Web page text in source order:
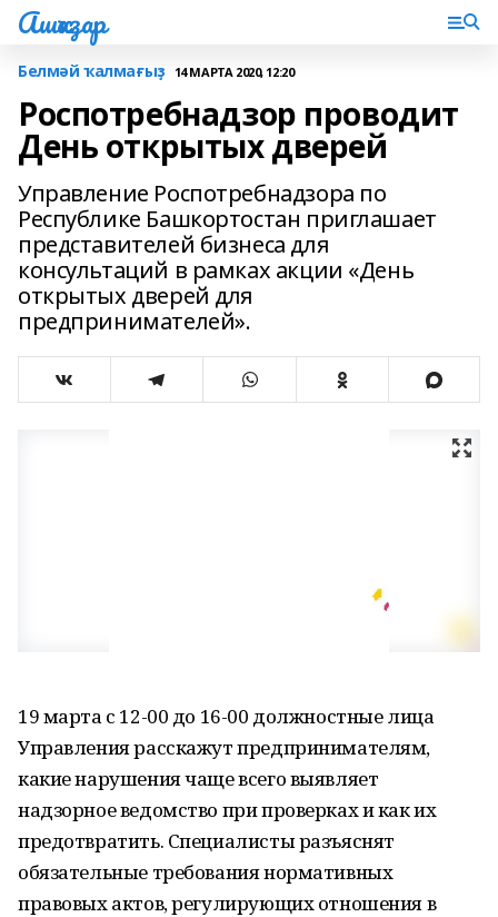
Ашҡаҙар
Белмәй ҡалмағыҙ 14 МАРТА 2020, 12:20
Роспотребнадзор проводит
День открытых дверей
Управление Роспотребнадзора по
Республике Башкортостан приглашает
представителей бизнеса для
консультаций в рамках акции «День
открытых дверей для
предпринимателей».
19 марта с 12-00 до 16-00 должностные лица
Управления расскажут предпринимателям,
какие нарушения чаще всего выявляет
надзорное ведомство при проверках и как их
предотвратить. Специалисты разъяснят
обязательные требования нормативных
правовых актов, регулирующих отношения в